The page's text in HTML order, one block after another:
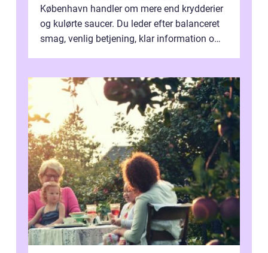
København handler om mere end krydderier
og kulørte saucer. Du leder efter balanceret
smag, venlig betjening, klar information om